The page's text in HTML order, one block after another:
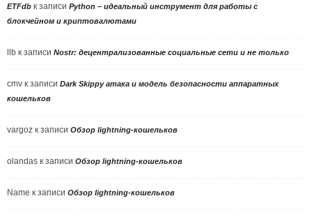
ETFdb к записи Python – идеальный инструмент для работы с
блокчейном и криптовалютами
llb к записи Nostr: децентрализованные социальные сети и не только
cmv к записи Dark Skippy атака и модель безопасности аппаратных
кошельков
vargoz к записи Обзор lightning-кошельков
olandas к записи Обзор lightning-кошельков
Name к записи Обзор lightning-кошельков